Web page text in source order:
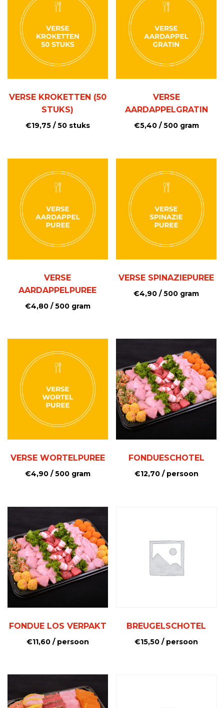
VERSE KROKETTEN (50
STUKS)
€19,75/ 50 stuks
VERSE
AARDAPPELGRATIN
€5,40/ 500 gram
VERSE
AARDAPPELPUREE
€4,80/ 500 gram
VERSE SPINAZIEPUREE
€4,90 / 500 gram
VERSE WORTELPUREE
€4,90/ 500 gram
FONDUESCHOTEL
€12,70/ persoon
FONDUE LOS VERPAKT
€11,60/ persoon
BREUGELSCHOTEL
€15,50 / persoon